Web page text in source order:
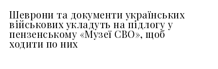
Шеврони та документи українських
військових укладуть на підлогу у
пензенському «Музеї СВО», щоб
ходити по них